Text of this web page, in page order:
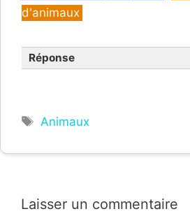
d'animaux
Réponse
Étiquettes
Animaux
Laisser un commentaire